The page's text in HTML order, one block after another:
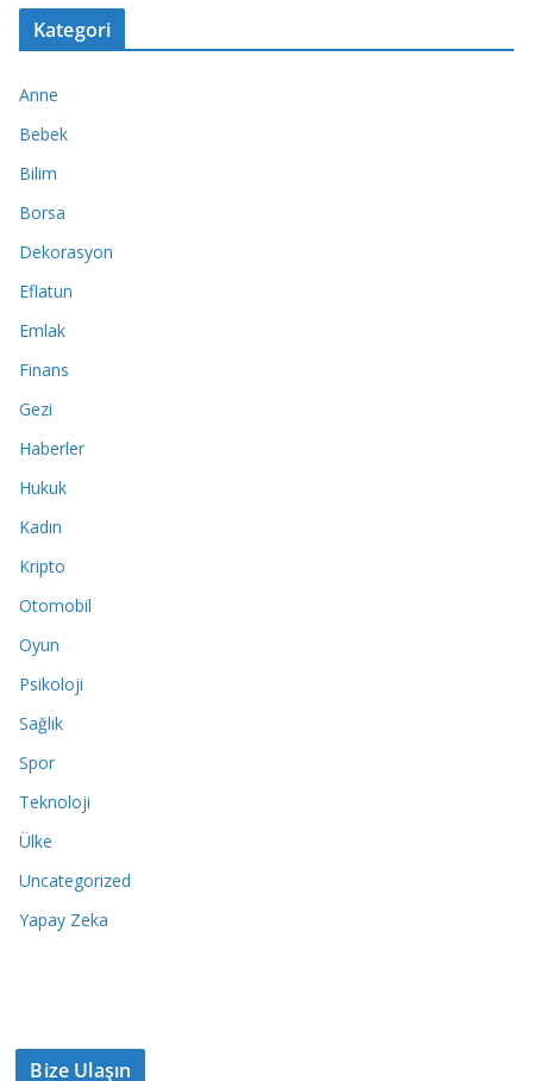
Kategori
Anne
Bebek
Bilim
Borsa
Dekorasyon
Eflatun
Emlak
Finans
Gezi
Haberler
Hukuk
Kadın
Kripto
Otomobil
Oyun
Psikoloji
Sağlık
Spor
Teknoloji
Ülke
Uncategorized
Yapay Zeka
Bize Ulaşın